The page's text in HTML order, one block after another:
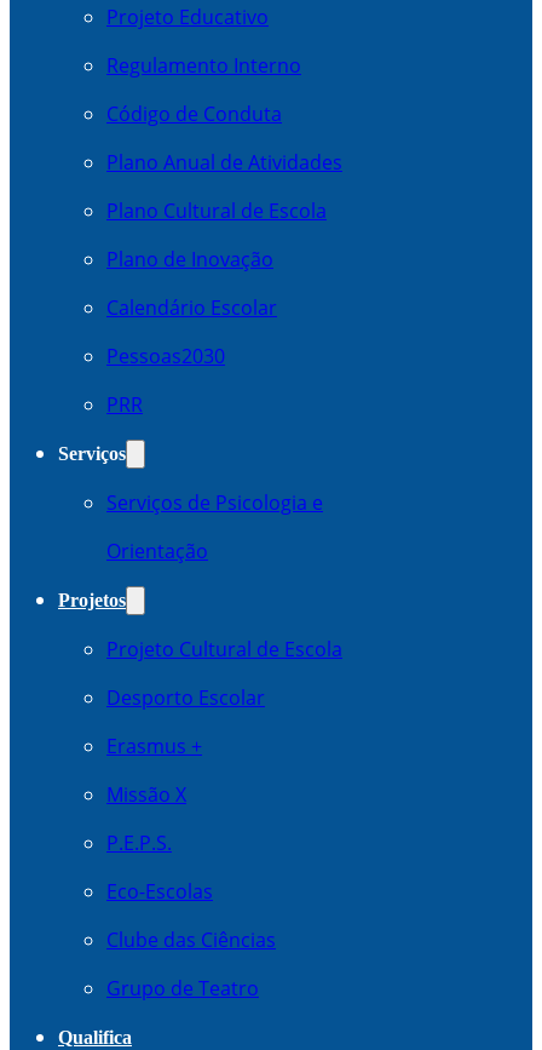
Projeto Educativo
Regulamento Interno
Código de Conduta
Plano Anual de Atividades
Plano Cultural de Escola
Plano de Inovação
Calendário Escolar
Pessoas2030
PRR
Serviços
Serviços de Psicologia e
Orientação
Projetos
Projeto Cultural de Escola
Desporto Escolar
Erasmus +
Missão X
P.E.P.S.
Eco-Escolas
Clube das Ciências
Grupo de Teatro
Qualifica